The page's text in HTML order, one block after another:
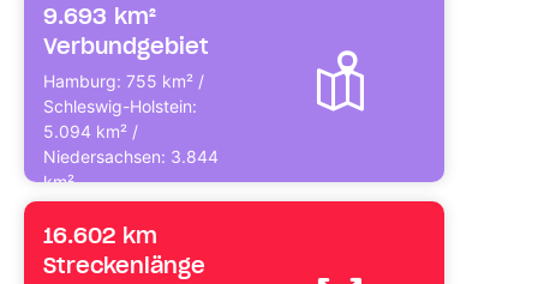
9.693 km²
Verbundgebiet
Hamburg: 755 km² /
Schleswig-Holstein:
5.094 km² /
Niedersachsen: 3.844
km²
16.602 km
Streckenlänge